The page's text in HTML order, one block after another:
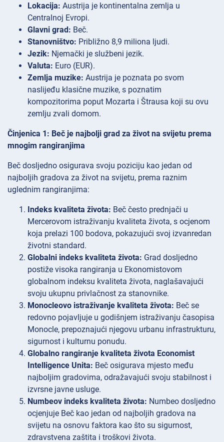
Lokacija: Austrija je kontinentalna zemlja u
Centralnoj Evropi.
Glavni grad: Beč.
Stanovništvo: Približno 8,9 miliona ljudi.
Jezik: Njemački je službeni jezik.
Valuta: Euro (EUR).
Zemlja muzike: Austrija je poznata po svom
naslijeđu klasične muzike, s poznatim
kompozitorima poput Mozarta i Štrausa koji su ovu
zemlju zvali domom.
Činjenica 1: Beč je najbolji grad za život na svijetu prema
mnogim rangiranjima
Beč dosljedno osigurava svoju poziciju kao jedan od
najboljih gradova za život na svijetu, prema raznim
uglednim rangiranjima:
Indeks kvaliteta života: Beč često prednjači u
Mercerovom istraživanju kvaliteta života, s ocjenom
koja prelazi 100 bodova, pokazujući svoj izvanredan
životni standard.
Globalni indeks kvaliteta života: Grad dosljedno
postiže visoka rangiranja u Ekonomistovom
globalnom indeksu kvaliteta života, naglašavajući
svoju ukupnu privlačnost za stanovnike.
Monocleovo istraživanje kvaliteta života: Beč se
redovno pojavljuje u godišnjem istraživanju časopisa
Monocle, prepoznajući njegovu urbanu infrastrukturu,
sigurnost i kulturnu ponudu.
Globalno rangiranje kvaliteta života Economist
Intelligence Unita: Beč osigurava mjesto među
najboljim gradovima, odražavajući svoju stabilnost i
izvrsne javne usluge.
Numbeov indeks kvaliteta života: Numbeo dosljedno
ocjenjuje Beč kao jedan od najboljih gradova na
svijetu na osnovu faktora kao što su sigurnost,
zdravstvena zaštita i troškovi života.